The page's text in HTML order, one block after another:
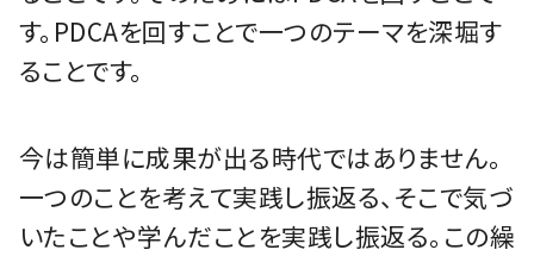
す。PDCAを回すことで一つのテーマを深堀す
ることです。
今は簡単に成果が出る時代ではありません。
一つのことを考えて実践し振返る、そこで気づ
いたことや学んだことを実践し振返る。この繰